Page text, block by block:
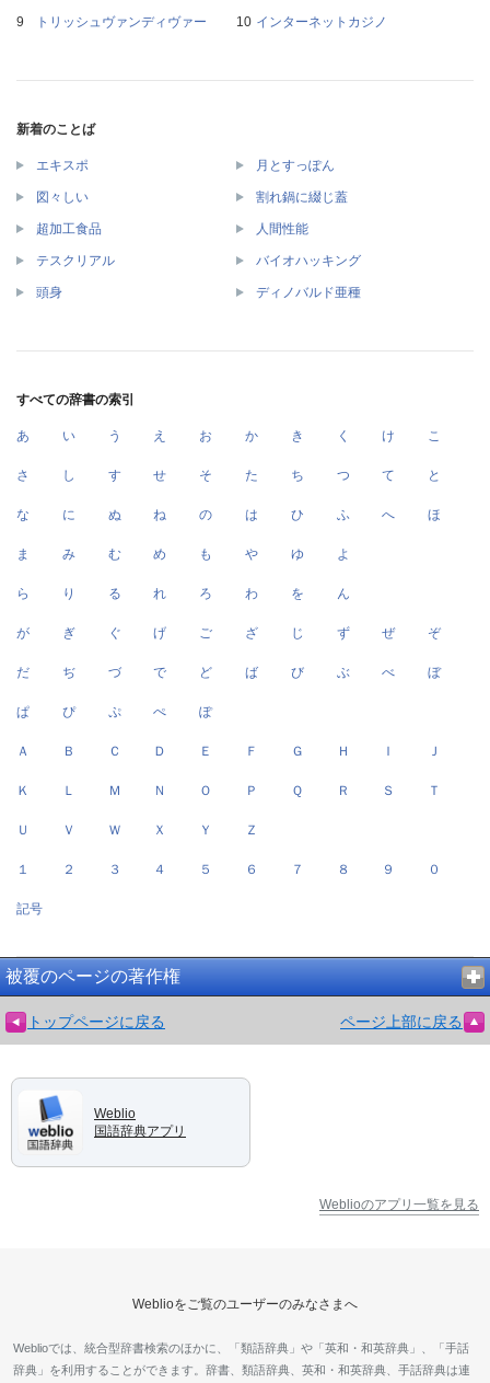
トリッシュヴァンディヴァー
インターネットカジノ
新着のことば
エキスポ 月とすっぽん
図々しい 割れ鍋に綴じ蓋
超加工食品 人間性能
テスクリアル バイオハッキング
頭身 ディノバルド亜種
すべての辞書の索引
あ い う え お か き く け こ
さ し す せ そ た ち つ て と
な に ぬ ね の は ひ ふ へ ほ
ま み む め も や ゆ よ
ら り る れ ろ わ を ん
が ぎ ぐ げ ご ざ じ ず ぜ ぞ
だ ぢ づ で ど ば び ぶ べ ぼ
ぱ ぴ ぷ ぺ ぽ
Ａ Ｂ Ｃ Ｄ Ｅ Ｆ Ｇ Ｈ Ｉ Ｊ
Ｋ Ｌ Ｍ Ｎ Ｏ Ｐ Ｑ Ｒ Ｓ Ｔ
Ｕ Ｖ Ｗ Ｘ Ｙ Ｚ
１ ２ ３ ４ ５ ６ ７ ８ ９ ０
記号
被覆のページの著作権
トップページに戻る ページ上部に戻る
Weblio
国語辞典アプリ
Weblioのアプリ一覧を見る
Weblioをご覧のユーザーのみなさまへ
Weblioでは、統合型辞書検索のほかに、「類語辞典」や「英和・和英辞典」、「手話
辞典」を利用することができます。辞書、類語辞典、英和・和英辞典、手話辞典は連